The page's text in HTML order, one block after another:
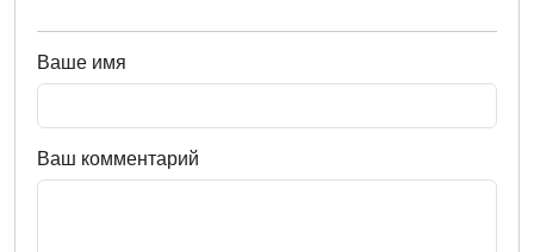
Ваше имя
Ваш комментарий